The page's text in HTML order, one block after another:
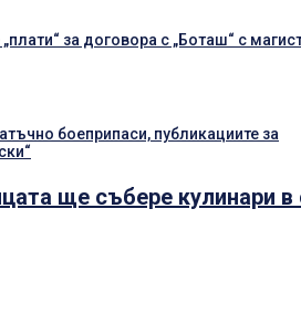
за договора с „Боташ“ с
боеприпаси, публикациите за
ще събере кулинари в